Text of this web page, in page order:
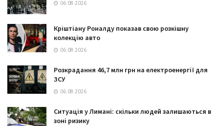
06.08.2026
Кріштіану Роналду показав свою розкішну
колекцію авто
06.08.2026
Розкрадання 46,7 млн грн на електроенергії для
ЗСУ
06.08.2026
Ситуація у Лимані: скільки людей залишаються в
зоні ризику